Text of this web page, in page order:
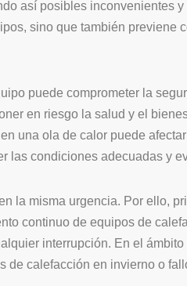
así posibles inconvenientes
sino que también previene
puede comprometer la
en riesgo la salud y el
una ola de calor puede
las condiciones adecuadas y
la misma urgencia. Por ello,
continuo de equipos de
interrupción. En el
de calefacción en invierno o